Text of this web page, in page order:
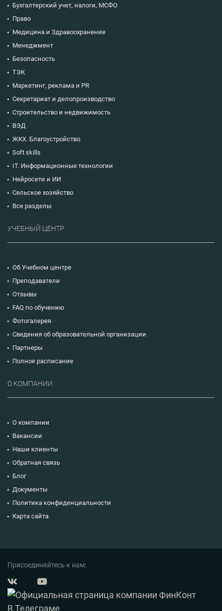
Бухгалтерский учет, налоги, МСФО
Право
Медицина и Здравоохранение
Менеджмент
Безопасность
ТЭК
Маркетинг, реклама и PR
Секретариат и делопроизводство
Строительство и недвижимость
ВЭД
ЖКХ. Благоустройство
Soft skills
IT. Информационные технологии
Нейросети и ИИ
Сельское хозяйство
Все разделы
УЧЕБНЫЙ ЦЕНТР
Об Учебном центре
Преподаватели
Отзывы
FAQ по обучению
Фотогалерея
Сведения об образовательной организации
Партнеры
Полное расписание
О КОМПАНИИ
О компании
Вакансии
Наши клиенты
Обратная связь
Блог
Документы
Политика конфиденциальности
Карта сайта
Присоединяйтесь к нам: